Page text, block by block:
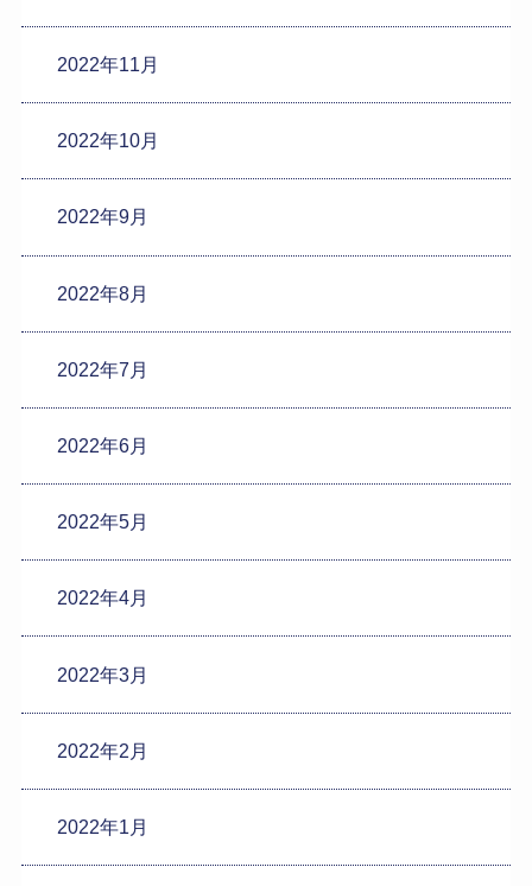
2022年11月
2022年10月
2022年9月
2022年8月
2022年7月
2022年6月
2022年5月
2022年4月
2022年3月
2022年2月
2022年1月